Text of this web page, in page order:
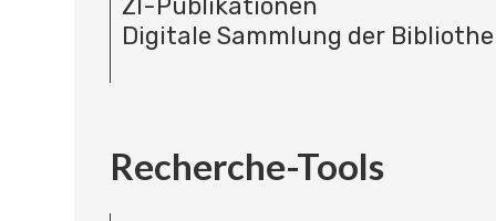
ZI-Publikationen
Digitale Sammlung der
Recherche-Tools